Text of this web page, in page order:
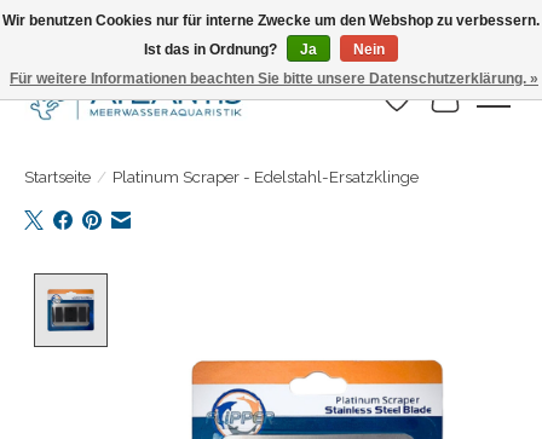
Täglicher Versand. Bestelle bis 15.00 Uhr
Wunschzettel
Ihr
Startseite / Platinum Scraper - Edelstahl-Ersatzklinge
Wir benutzen Cookies nur für interne Zwecke um den Webshop zu verbessern.
Ist das in Ordnung?
Ja
Nein
Für weitere Informationen beachten Sie bitte unsere Datenschutzerklärung. »